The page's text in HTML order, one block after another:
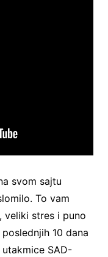
svom sajtu
To vam
veliki stres i puno
10 dana
SAD-